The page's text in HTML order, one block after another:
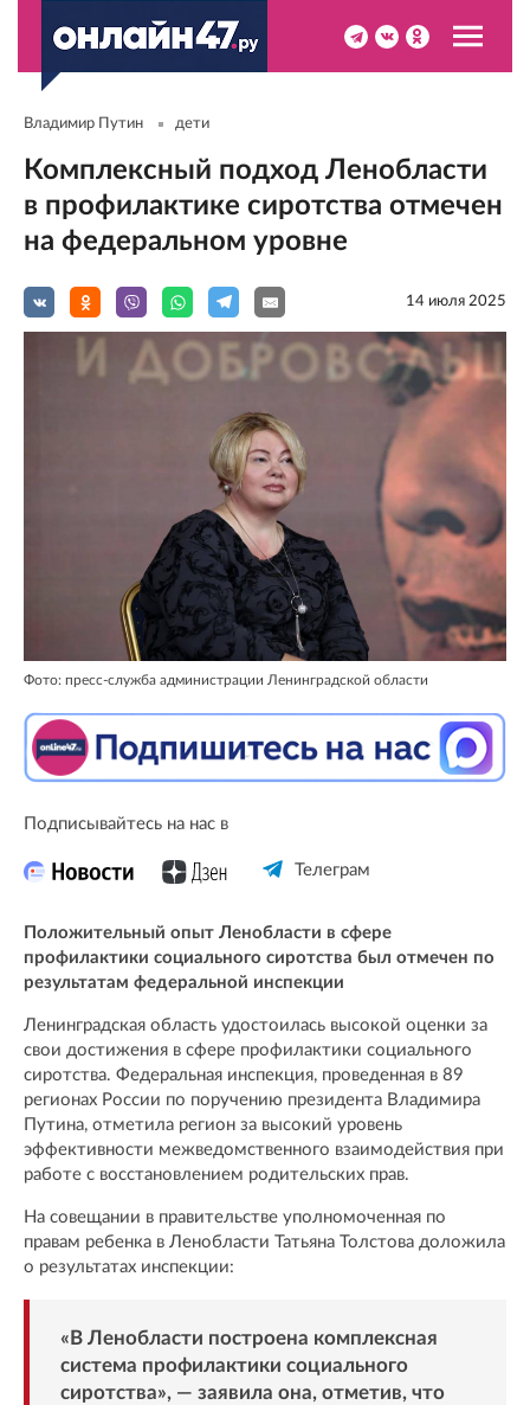
Владимир Путин дети
Комплексный подход Ленобласти
в профилактике сиротства отмечен
на федеральном уровне
14 июля 2025
Фото: пресс-служба администрации Ленинградской области
Подписывайтесь на нас в
Телеграм
Положительный опыт Ленобласти в сфере
профилактики социального сиротства был отмечен по
результатам федеральной инспекции
Ленинградская область удостоилась высокой оценки за
свои достижения в сфере профилактики социального
сиротства. Федеральная инспекция, проведенная в 89
регионах России по поручению президента Владимира
Путина, отметила регион за высокий уровень
эффективности межведомственного взаимодействия при
работе с восстановлением родительских прав.
На совещании в правительстве уполномоченная по
правам ребенка в Ленобласти Татьяна Толстова доложила
о результатах инспекции:
«В Ленобласти построена комплексная
система профилактики социального
сиротства», — заявила она, отметив, что